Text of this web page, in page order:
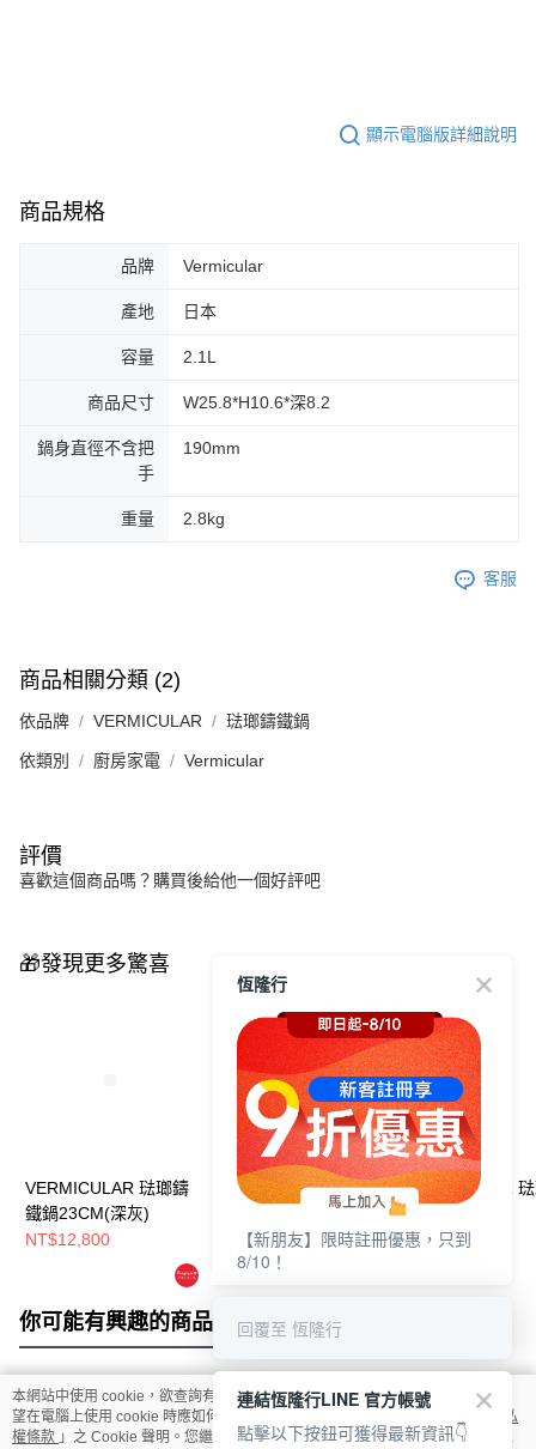
顯示電腦版詳細說明
商品規格
品牌 Vermicular
產地 日本
容量 2.1L
商品尺寸 W25.8*H10.6*深8.2
鍋身直徑不含把
手
190mm
重量 2.8kg
客服
商品相關分類 (2)
依品牌 VERMICULAR 琺瑯鑄鐵鍋
依類別 廚房家電 Vermicular
評價
喜歡這個商品嗎？購買後給他一個好評吧
🎁發現更多驚喜
VERMICULAR 琺瑯鑄
鐵鍋23CM(深灰)
NT$12,800
VERMICULAR 琺瑯鑄
鐵鍋19CM(碳黑)
NT$8,800
VERMICULAR
鐵鍋19CM(白)
NT$8,800
你可能有興趣的商品 全站排行
熱門標籤
本網站中使用 cookie，欲查詢有關本網站使用 cookie 方式之詳情，及若您不希
望在電腦上使用 cookie 時應如何變更電腦的 cookie 設定，請參閱本網站「
隱私
權條款 」之 Cookie 聲明。您繼續使用本網站即表示您同意本公司得按本網站使
恆隆行
【新朋友】限時註冊優惠，只到
8/10！
回覆至 恆隆行
連結恆隆行LINE 官方帳號
點擊以下按鈕可獲得最新資訊👇